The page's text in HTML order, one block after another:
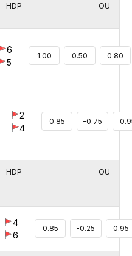
HDP OU
6
5
1.00 0.50 0.80
2
4
0.85 -0.75
HDP OU
4
6
0.85 -0.25 0.95